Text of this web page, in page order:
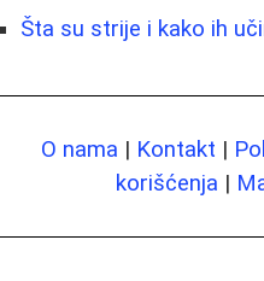
Šta su strije i kako ih
O nama | Kontakt |
korišćenja |